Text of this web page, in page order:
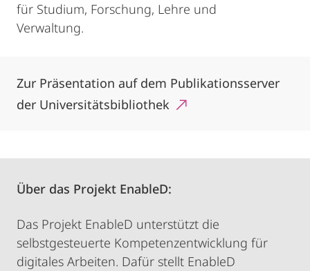
für Studium, Forschung, Lehre und
Verwaltung.
Zur Präsentation auf dem Publikationsserver
der Universitätsbibliothek
Über das Projekt EnableD:
Das Projekt EnableD unterstützt die
selbstgesteuerte Kompetenzentwicklung für
digitales Arbeiten. Dafür stellt EnableD